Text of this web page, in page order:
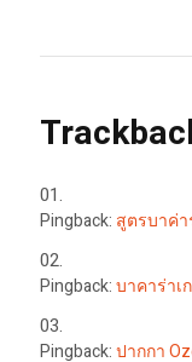
Pingback: สูตรบาค่
Pingback:บาคาร่าเ
Pingback:ปากกา